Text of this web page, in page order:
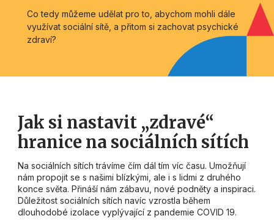
Co tedy můžeme udělat pro to, abychom mohli dále
využívat sociální sítě, a přitom si zachovat psychické
zdraví?
Jak si nastavit „zdravé“
hranice na sociálních sítích
Na sociálních sítích trávíme čím dál tím víc času. Umožňují
nám propojit se s našimi blízkými, ale i s lidmi z druhého
konce světa. Přináší nám zábavu, nové podněty a inspiraci.
Důležitost sociálních sítích navíc vzrostla během
dlouhodobé izolace vyplývající z pandemie COVID 19.